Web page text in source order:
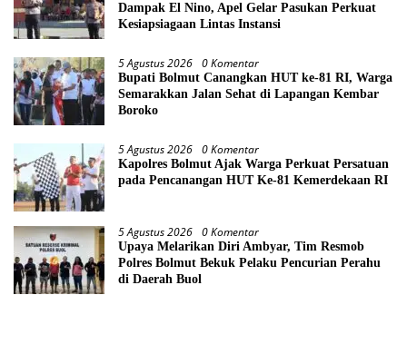
Dampak El Nino, Apel Gelar Pasukan Perkuat
Kesiapsiagaan Lintas Instansi
5 Agustus 2026 0 Komentar
Bupati Bolmut Canangkan HUT ke-81 RI, Warga
Semarakkan Jalan Sehat di Lapangan Kembar
Boroko
5 Agustus 2026 0 Komentar
Kapolres Bolmut Ajak Warga Perkuat Persatuan
pada Pencanangan HUT Ke-81 Kemerdekaan RI
5 Agustus 2026 0 Komentar
Upaya Melarikan Diri Ambyar, Tim Resmob
Polres Bolmut Bekuk Pelaku Pencurian Perahu
di Daerah Buol